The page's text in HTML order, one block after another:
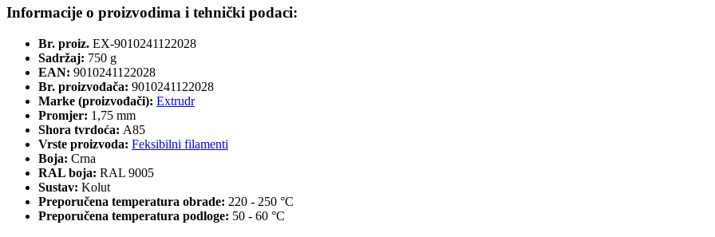
Informacije o proizvodima i tehnički podaci:
Br. proiz. EX-9010241122028
Sadržaj: 750 g
EAN: 9010241122028
Br. proizvođača: 9010241122028
Marke (proizvođači): Extrudr
Promjer: 1,75 mm
Shora tvrdoća: A85
Vrste proizvoda: Feksibilni filamenti
Boja: Crna
RAL boja: RAL 9005
Sustav: Kolut
Preporučena temperatura obrade: 220 - 250 °C
Preporučena temperatura podloge: 50 - 60 °C